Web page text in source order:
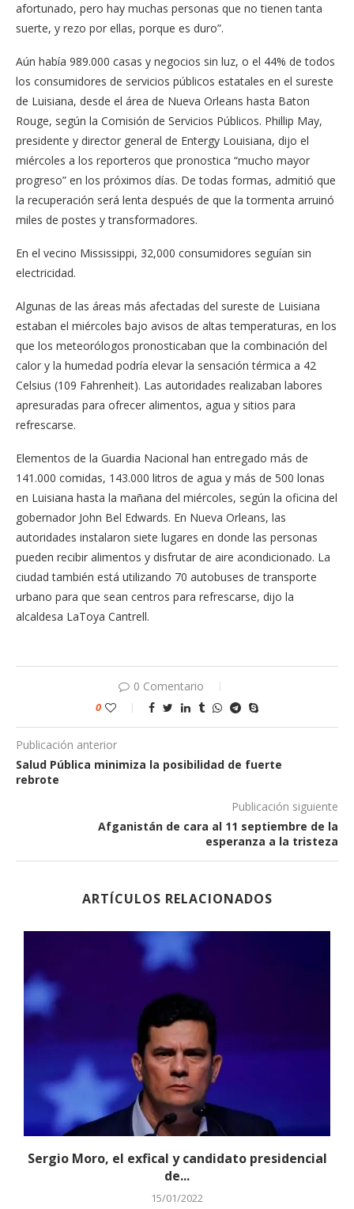
afortunado, pero hay muchas personas que no tienen tanta
suerte, y rezo por ellas, porque es duro”.
Aún había 989.000 casas y negocios sin luz, o el 44% de todos
los consumidores de servicios públicos estatales en el sureste
de Luisiana, desde el área de Nueva Orleans hasta Baton
Rouge, según la Comisión de Servicios Públicos. Phillip May,
presidente y director general de Entergy Louisiana, dijo el
miércoles a los reporteros que pronostica “mucho mayor
progreso” en los próximos días. De todas formas, admitió que
la recuperación será lenta después de que la tormenta arruinó
miles de postes y transformadores.
En el vecino Mississippi, 32,000 consumidores seguían sin
electricidad.
Algunas de las áreas más afectadas del sureste de Luisiana
estaban el miércoles bajo avisos de altas temperaturas, en los
que los meteorólogos pronosticaban que la combinación del
calor y la humedad podría elevar la sensación térmica a 42
Celsius (109 Fahrenheit). Las autoridades realizaban labores
apresuradas para ofrecer alimentos, agua y sitios para
refrescarse.
Elementos de la Guardia Nacional han entregado más de
141.000 comidas, 143.000 litros de agua y más de 500 lonas
en Luisiana hasta la mañana del miércoles, según la oficina del
gobernador John Bel Edwards. En Nueva Orleans, las
autoridades instalaron siete lugares en donde las personas
pueden recibir alimentos y disfrutar de aire acondicionado. La
ciudad también está utilizando 70 autobuses de transporte
urbano para que sean centros para refrescarse, dijo la
alcaldesa LaToya Cantrell.
0 Comentario
0
Publicación anterior
Salud Pública minimiza la posibilidad de fuerte
rebrote
Publicación siguiente
Afganistán de cara al 11 septiembre de la
esperanza a la tristeza
ARTÍCULOS RELACIONADOS
Sergio Moro, el exfical y candidato presidencial
de...
15/01/2022